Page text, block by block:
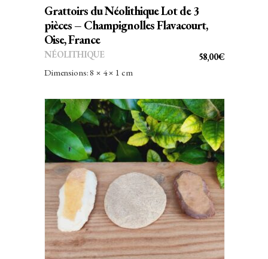
Grattoirs du Néolithique Lot de 3
pièces – Champignolles Flavacourt,
Oise, France
58,00€
NÉOLITHIQUE
Dimensions: 8 × 4 × 1 cm
AJOUTER AU PANIER